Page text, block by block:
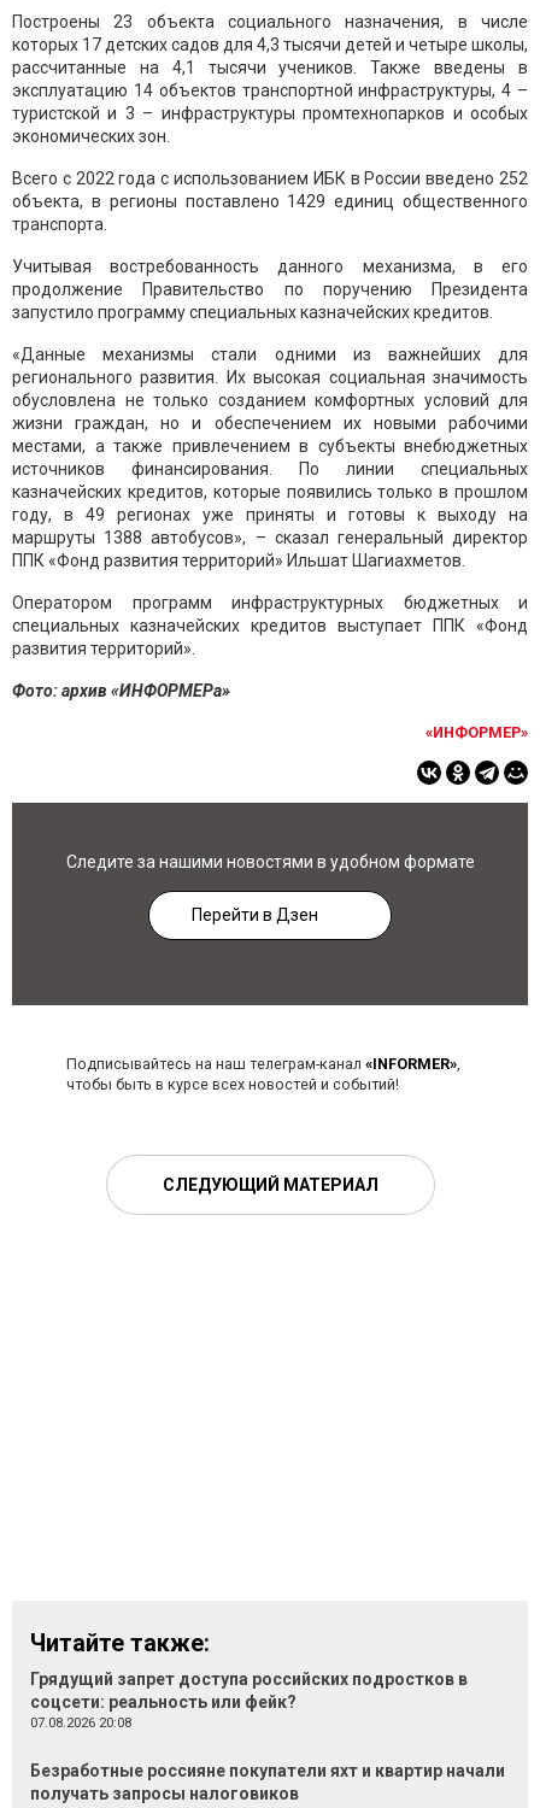
Построены 23 объекта социального назначения, в числе
которых 17 детских садов для 4,3 тысячи детей и четыре школы,
рассчитанные на 4,1 тысячи учеников. Также введены в
эксплуатацию 14 объектов транспортной инфраструктуры, 4 –
туристской и 3 – инфраструктуры промтехнопарков и особых
экономических зон.
Всего с 2022 года с использованием ИБК в России введено 252
объекта, в регионы поставлено 1429 единиц общественного
транспорта.
Учитывая востребованность данного механизма, в его
продолжение Правительство по поручению Президента
запустило программу специальных казначейских кредитов.
«Данные механизмы стали одними из важнейших для
регионального развития. Их высокая социальная значимость
обусловлена не только созданием комфортных условий для
жизни граждан, но и обеспечением их новыми рабочими
местами, а также привлечением в субъекты внебюджетных
источников финансирования. По линии специальных
казначейских кредитов, которые появились только в прошлом
году, в 49 регионах уже приняты и готовы к выходу на
маршруты 1388 автобусов», – сказал генеральный директор
ППК «Фонд развития территорий» Ильшат Шагиахметов.
Оператором программ инфраструктурных бюджетных и
специальных казначейских кредитов выступает ППК «Фонд
развития территорий».
Фото: архив «ИНФОРМЕРа»
«ИНФОРМЕР»
Следите за нашими новостями в удобном формате
Перейти в Дзен
Подписывайтесь на наш телеграм-канал «INFORMER»,
чтобы быть в курсе всех новостей и событий!
СЛЕДУЮЩИЙ МАТЕРИАЛ
Читайте также:
Грядущий запрет доступа российских подростков в
соцсети: реальность или фейк?
07.08.2026 20:08
Безработные россияне покупатели яхт и квартир начали
получать запросы налоговиков